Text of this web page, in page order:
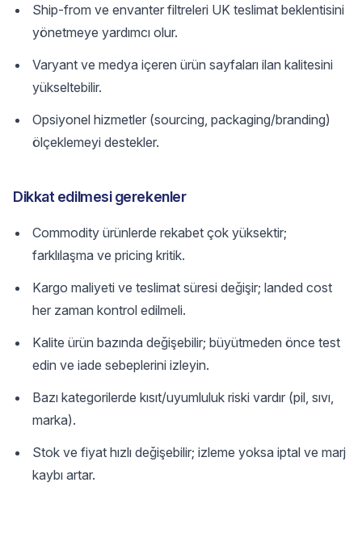
Ship-from ve envanter filtreleri UK teslimat beklentisini
yönetmeye yardımcı olur.
Varyant ve medya içeren ürün sayfaları ilan kalitesini
yükseltebilir.
Opsiyonel hizmetler (sourcing, packaging/branding)
ölçeklemeyi destekler.
Dikkat edilmesi gerekenler
Commodity ürünlerde rekabet çok yüksektir;
farklılaşma ve pricing kritik.
Kargo maliyeti ve teslimat süresi değişir; landed cost
her zaman kontrol edilmeli.
Kalite ürün bazında değişebilir; büyütmeden önce test
edin ve iade sebeplerini izleyin.
Bazı kategorilerde kısıt/uyumluluk riski vardır (pil, sıvı,
marka).
Stok ve fiyat hızlı değişebilir; izleme yoksa iptal ve marj
kaybı artar.